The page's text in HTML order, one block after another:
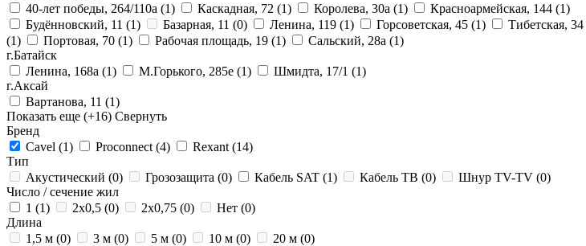
40-лет победы, 264/110а (1) Каскадная, 72 (1) Королева, 30а (1) Красноармейская, 144 (1)
Будённовский, 11 (1) Базарная, 11 (0) Ленина, 119 (1) Горсоветская, 45 (1) Тибетская, 34
(1)
Портовая, 70 (1) Рабочая площадь, 19 (1) Сальский, 28a (1)
г.Батайск
Ленина, 168а (1) М.Горького, 285е (1) Шмидта, 17/1 (1)
г.Аксай
Вартанова, 11 (1)
Показать еще (+16) Свернуть
Бренд
Cavel (1) Proconnect (4) Rexant (14)
Тип
Акустический (0) Грозозащита (0) Кабель SAT (1) Кабель ТВ (0) Шнур TV-TV (0)
Число / сечение жил
1 (1) 2х0,5 (0) 2х0,75 (0) Нет (0)
Длина
1,5 м (0) 3 м (0) 5 м (0) 10 м (0) 20 м (0)